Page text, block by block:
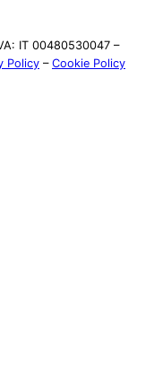
IT 00480530047 –
Policy – Cookie Policy